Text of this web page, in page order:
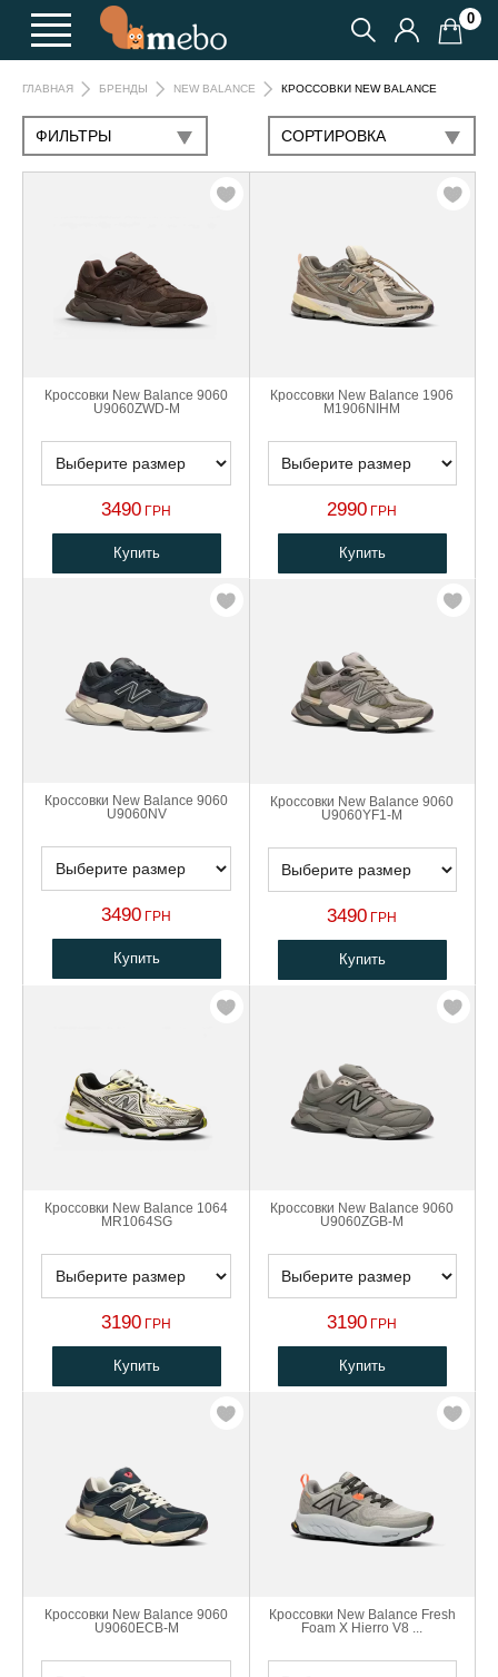
0
ГЛАВНАЯ БРЕНДЫ NEW BALANCE КРОССОВКИ NEW BALANCE
ФИЛЬТРЫ CОРТИРОВКА
Кроссовки New Balance 9060
U9060ZWD-M
3490 ГРН
Купить
Кроссовки New Balance 1906
M1906NIHM
2990 ГРН
Купить
Кроссовки New Balance 9060
U9060NV
3490 ГРН
Купить
Кроссовки New Balance 9060
U9060YF1-M
3490 ГРН
Купить
Кроссовки New Balance 1064
MR1064SG
3190 ГРН
Купить
Кроссовки New Balance 9060
U9060ZGB-M
3190 ГРН
Купить
Кроссовки New Balance 9060
U9060ECB-M
Кроссовки New Balance Fresh
Foam X Hierro V8 ...